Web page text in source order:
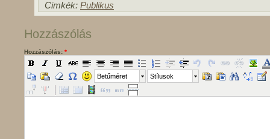
Cimkék: Publikus
Hozzászólás
Hozzászólás: *
Betűméret Stílusok